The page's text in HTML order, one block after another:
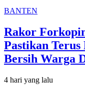
BANTEN
Rakor
Pastikan
Bersih Warga
4 hari yang lalu